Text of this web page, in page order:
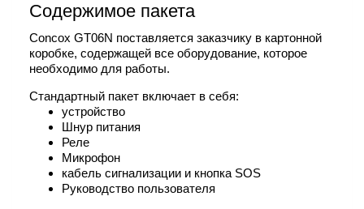
Содержимое пакета
Concox GT06N поставляется заказчику в картонной
коробке, содержащей все оборудование, которое
необходимо для работы.
Стандартный пакет включает в себя:
устройство
Шнур питания
Реле
Микрофон
кабель сигнализации и кнопка SOS
Руководство пользователя